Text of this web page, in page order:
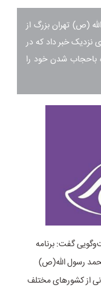
(ص) تهران بزرگ از
نزدیک خبر داد که در
باحجاب شدن خود را
گفت: برنامه
رسول الله(ص)
از کشورهای مختلف